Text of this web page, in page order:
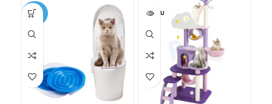
-34% VENDU